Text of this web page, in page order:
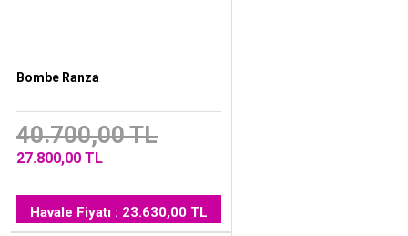
Bombe Ranza
40.700,00 TL
27.800,00 TL
Havale Fiyatı : 23.630,00 TL